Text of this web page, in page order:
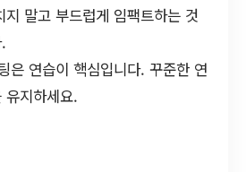
지 말고 부드럽게 임팩트하는 것
은 연습이 핵심입니다. 꾸준한 연
유지하세요.